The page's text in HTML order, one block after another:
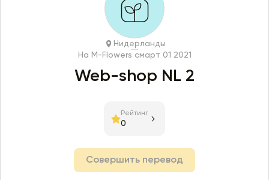
Нидерланды
На M-Flowers смарт 01 2021
Web-shop NL 2
Рейтинг
0
Совершить перевод